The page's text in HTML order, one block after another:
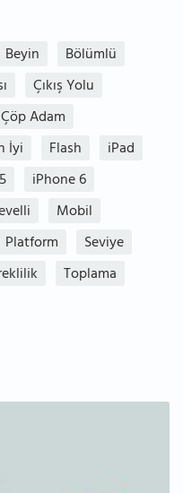
Beyin
Bölümlü
Çıkış Yolu
Çöp Adam
İyi Flash
iPad
iPhone 6
Mobil
Platform
Seviye
Toplama